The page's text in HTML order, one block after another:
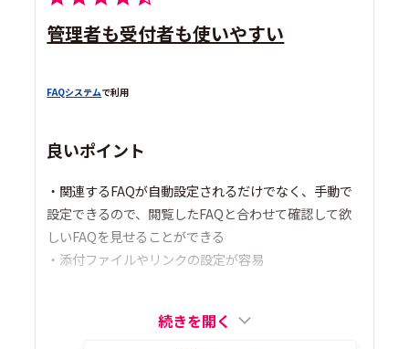
管理者も受付者も使いやすい
FAQシステムで利用
良いポイント
・関連するFAQが自動設定されるだけでなく、手動で
設定できるので、閲覧したFAQと合わせて確認して欲
しいFAQを見せることができる
・添付ファイルやリンクの設定が容易
続きを開く